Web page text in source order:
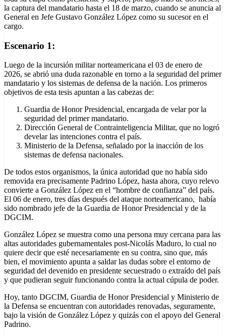
la captura del mandatario hasta el 18 de marzo, cuando se anuncia al
General en Jefe Gustavo González López como su sucesor en el
cargo.
Escenario 1:
Luego de la incursión militar norteamericana el 03 de enero de
2026, se abrió una duda razonable en torno a la seguridad del primer
mandatario y los sistemas de defensa de la nación. Los primeros
objetivos de esta tesis apuntan a las cabezas de:
Guardia de Honor Presidencial, encargada de velar por la
seguridad del primer mandatario.
Dirección General de Contrainteligencia Militar, que no logró
develar las intenciones contra el país.
Ministerio de la Defensa, señalado por la inacción de los
sistemas de defensa nacionales.
De todos estos organismos, la única autoridad que no había sido
removida era precisamente Padrino López, hasta ahora, cuyo relevo
convierte a González López en el “hombre de confianza” del país.
El 06 de enero, tres días después del ataque norteamericano, había
sido nombrado jefe de la Guardia de Honor Presidencial y de la
DGCIM.
González López se muestra como una persona muy cercana para las
altas autoridades gubernamentales post-Nicolás Maduro, lo cual no
quiere decir que esté necesariamente en su contra, sino que, más
bien, el movimiento apunta a saldar las dudas sobre el entorno de
seguridad del devenido en presidente secuestrado o extraído del país
y que pudieran seguir funcionando contra la actual cúpula de poder.
Hoy, tanto DGCIM, Guardia de Honor Presidencial y Ministerio de
la Defensa se encuentran con autoridades renovadas, seguramente,
bajo la visión de González López y quizás con el apoyo del General
Padrino.